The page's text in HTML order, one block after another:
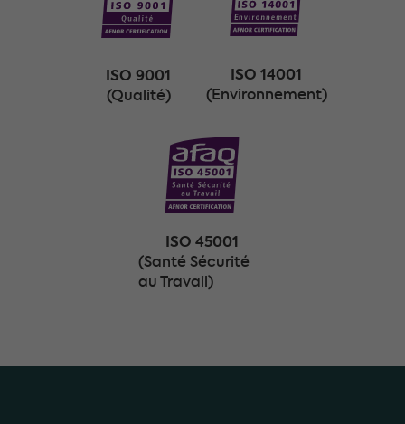
ISO 9001
(Qualité)
ISO 14001
(Environnement)
ISO 45001
(Santé Sécurité
au Travail)